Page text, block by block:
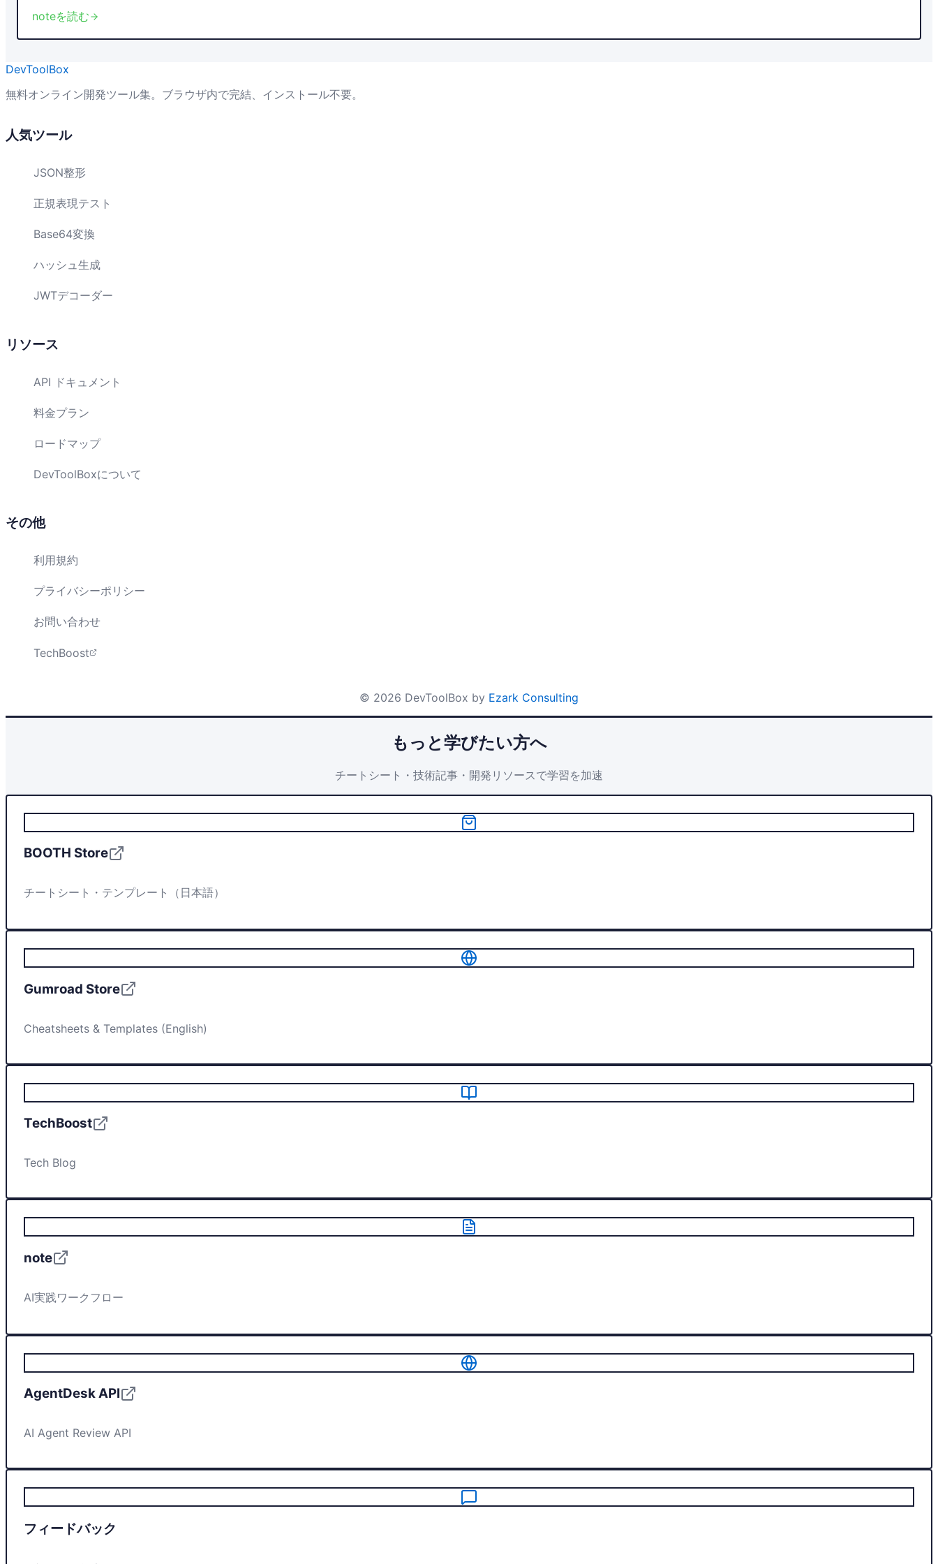
noteを読む
DevToolBox
無料オンライン開発ツール集。ブラウザ内で完結、インストール不要。
人気ツール
JSON整形
正規表現テスト
Base64変換
ハッシュ生成
JWTデコーダー
リソース
API ドキュメント
料金プラン
ロードマップ
DevToolBoxについて
その他
利用規約
プライバシーポリシー
お問い合わせ
TechBoost
© 2026 DevToolBox by Ezark Consulting
もっと学びたい方へ
チートシート・技術記事・開発リソースで学習を加速
BOOTH Store
チートシート・テンプレート（日本語）
Gumroad Store
Cheatsheets & Templates (English)
TechBoost
Tech Blog
note
AI実践ワークフロー
AgentDesk API
AI Agent Review API
フィードバック